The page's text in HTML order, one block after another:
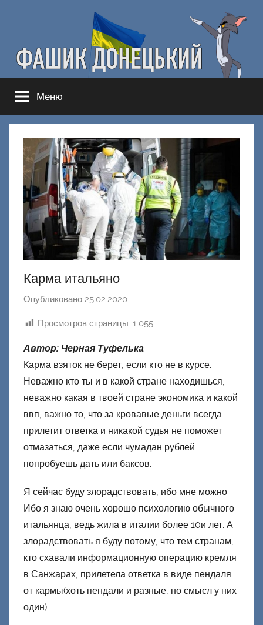
Фашик
Донецкий
гнобят
русню
Меню
Карма итальяно
Опубликовано 25.02.2020
т
о
р
о
ш
и
к
о
н
е
ц
к
и
й
Просмотров страницы: 1 055
Автор: Черная Туфелька
Карма взяток не берет, если кто не в курсе.
Неважно кто ты и в какой стране находишься,
неважно какая в твоей стране экономика и какой
ввп, важно то, что за кровавые деньги всегда
прилетит ответка и никакой судья не поможет
отмазаться, даже если чумадан рублей
попробуешь дать или баксов.
Я сейчас буду злорадствовать, ибо мне можно.
Ибо я знаю очень хорошо психологию обычного
итальянца, ведь жила в италии более 10и лет. А
злорадствовать я буду потому, что тем странам,
кто схавали информационную операцию кремля
в Санжарах, прилетела ответка в виде пендаля
от кармы(хоть пендали и разные, но смысл у них
один).